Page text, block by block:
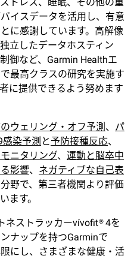
イスデータを活用し、有意
に感謝しています。高解像
立したデータホスティン
御など、Garmin Healthエ
最高クラスの研究を実施す
に提供できるよう努めます
ウェリング・オフ予測 、 パ
感染予測 と 予防接種反応、
ニタリング、 運動と脳卒中
影響、 ネガティブな自己表
野で、第三者機関より評価
ます。
ネストラッカーvívofit® 4を
ナップを持つGarminで
にし、さまざまな健康・活